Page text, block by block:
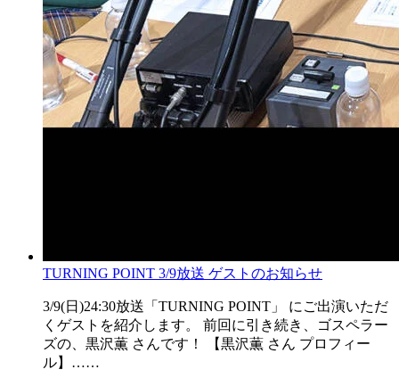
TURNING POINT 3/9放送 ゲストのお知らせ
3/9(日)24:30放送「TURNING POINT」 にご出演いただ
くゲストを紹介します。 前回に引き続き、ゴスペラー
ズの、黒沢薫 さんです！ 【黒沢薫 さん プロフィー
ル】……